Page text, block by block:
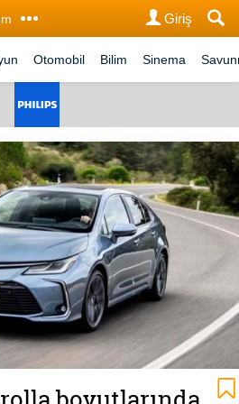
Giriş
Otomobil Bilim Sinema